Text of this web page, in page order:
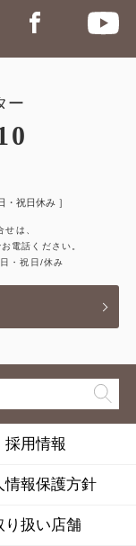
ー
・祝日休み ］
は、
お電話ください。
・祝日/休み
採用情報
情報保護方針
り扱い店舗